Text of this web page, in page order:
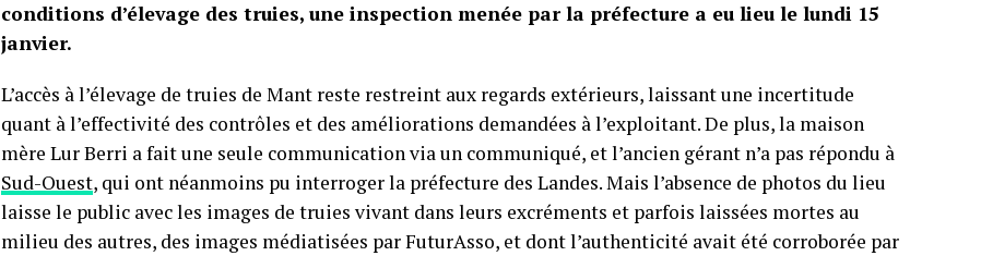
conditions d’élevage des truies, une inspection menée par la préfecture a eu lieu le lundi 15
janvier.
L’accès à l’élevage de truies de Mant reste restreint aux regards extérieurs, laissant une incertitude
quant à l’effectivité des contrôles et des améliorations demandées à l’exploitant. De plus, la maison
mère Lur Berri a fait une seule communication via un communiqué, et l’ancien gérant n’a pas répondu à
Sud-Ouest, qui ont néanmoins pu interroger la préfecture des Landes. Mais l’absence de photos du lieu
laisse le public avec les images de truies vivant dans leurs excréments et parfois laissées mortes au
milieu des autres, des images médiatisées par FuturAsso, et dont l’authenticité avait été corroborée par